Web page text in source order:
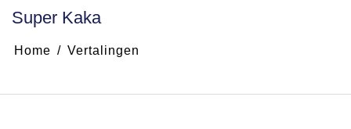
Super Kaka
Home Vertalingen